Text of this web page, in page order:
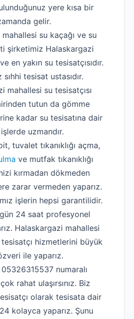
yere kısa bir
gelir.
su kaçağı ve su
şirketimiz Halaskargazi
en yakın su tesisatçısıdır.
tesisat ustasıdır.
mahallesi su tesisatçısı
tutun da gömme
kadar su tesisatına dair
uzmandır.
tuvalet tıkanıklığı açma,
ve mutfak tıkanıklığı
kırmadan dökmeden
zarar vermeden yaparız.
işlerin hepsi garantilidir.
24 saat profesyonel
Halaskargazi mahallesi
hizmetlerini büyük
ile yaparız.
05326315537 numaralı
rahat ulaşırsınız. Biz
olarak tesisata dair
kolayca yaparız. Şunu